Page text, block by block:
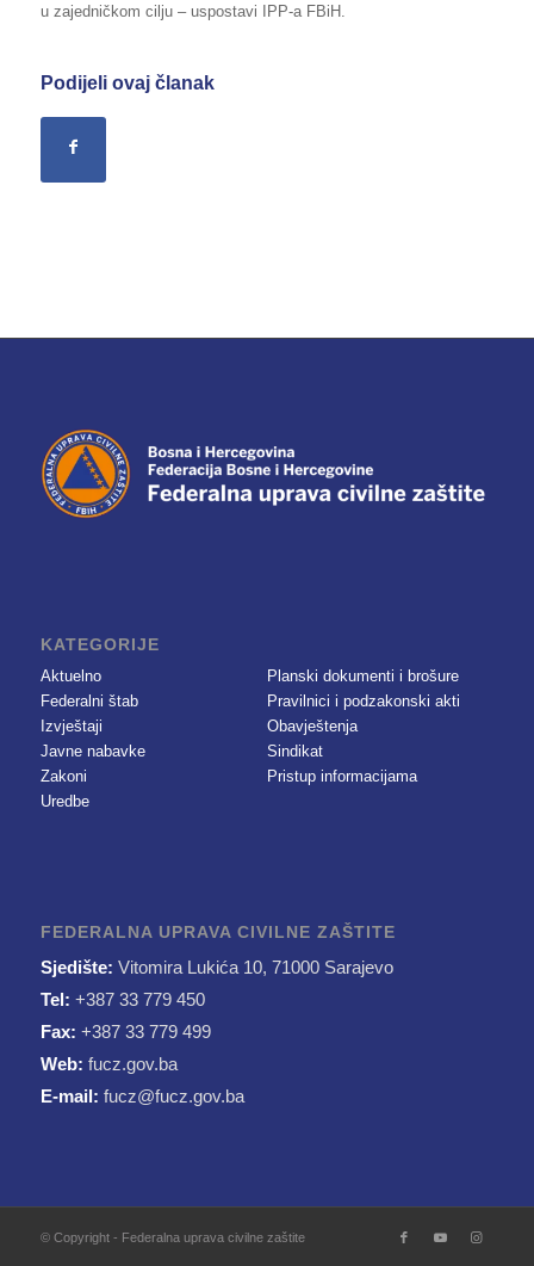
u zajedničkom cilju – uspostavi IPP-a FBiH.
Podijeli ovaj članak
KATEGORIJE
Aktuelno
Federalni štab
Izvještaji
Javne nabavke
Zakoni
Uredbe
Planski dokumenti i brošure
Pravilnici i podzakonski akti
Obavještenja
Sindikat
Pristup informacijama
FEDERALNA UPRAVA CIVILNE ZAŠTITE
Sjedište: Vitomira Lukića 10, 71000 Sarajevo
Tel: +387 33 779 450
Fax: +387 33 779 499
Web: fucz.gov.ba
E-mail: fucz@fucz.gov.ba
© Copyright - Federalna uprava civilne zaštite